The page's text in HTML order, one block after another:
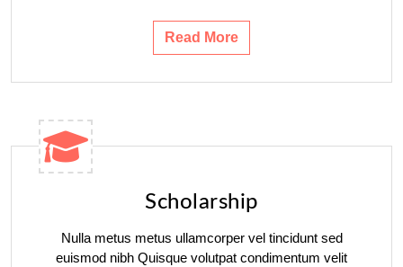
Read More
Scholarship
Nulla metus metus ullamcorper vel tincidunt sed
euismod nibh Quisque volutpat condimentum velit